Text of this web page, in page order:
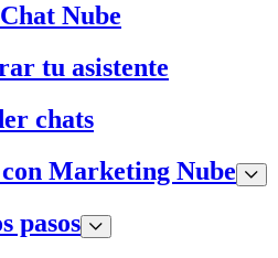
Nube
tu asistente
chats
Marketing Nube
pasos